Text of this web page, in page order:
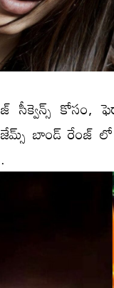
కోసం,
జేమ్స్ బాండ్ రేంజ్